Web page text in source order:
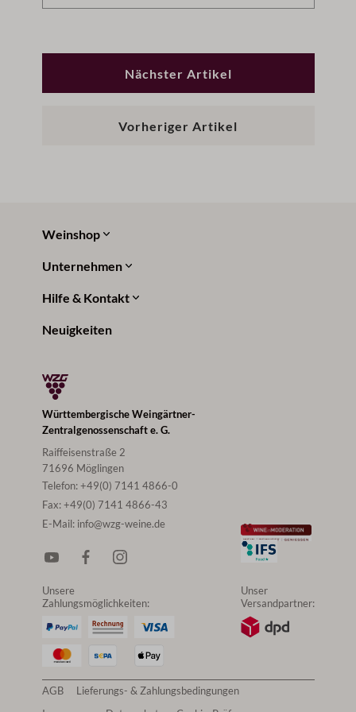
Vorheriger Artikel
Nächster Artikel
Württembergische Weingärtner-
Zentralgenossenschaft e. G.
Raiffeisenstraße 2
71696 Möglingen
Telefon: +49(0) 7141 4866-0
Fax: +49(0) 7141 4866-43
E-Mail: info@wzg-weine.de
Weinshop
Unternehmen
Hilfe & Kontakt
Neuigkeiten
Unsere
Zahlungsmöglichkeiten:
Unser
Versandpartner:
AGB Lieferungs- & Zahlungsbedingungen